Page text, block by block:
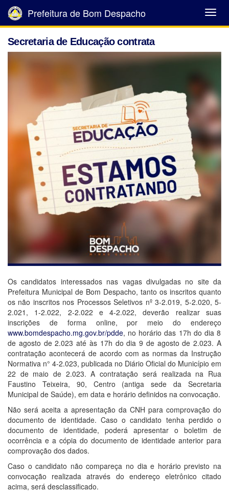
Abrir
Menu
Prefeitura de Bom Despacho
Secretaria de Educação contrata
Os candidatos interessados nas vagas divulgadas no site da
Prefeitura Municipal de Bom Despacho, tanto os inscritos quanto
os não inscritos nos Processos Seletivos nº 3-2.019, 5-2.020, 5-
2.021, 1-2.022, 2-2.022 e 4-2.022, deverão realizar suas
inscrições de forma online, por meio do endereço
www.bomdespacho.mg.gov.br/pdde, no horário das 17h do dia 8
de agosto de 2.023 até às 17h do dia 9 de agosto de 2.023. A
contratação acontecerá de acordo com as normas da Instrução
Normativa n° 4-2.023, publicada no Diário Oficial do Município em
22 de maio de 2.023. A contratação será realizada na Rua
Faustino Teixeira, 90, Centro (antiga sede da Secretaria
Municipal de Saúde), em data e horário definidos na convocação.
Não será aceita a apresentação da CNH para comprovação do
documento de identidade. Caso o candidato tenha perdido o
documento de identidade, poderá apresentar o boletim de
ocorrência e a cópia do documento de identidade anterior para
comprovação dos dados.
Caso o candidato não compareça no dia e horário previsto na
convocação realizada através do endereço eletrônico citado
acima, será desclassificado.